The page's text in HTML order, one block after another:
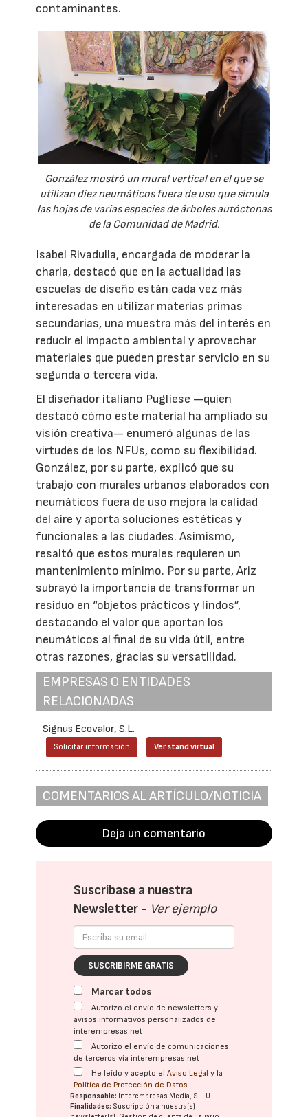
contaminantes.
González mostró un mural vertical en el que se
utilizan diez neumáticos fuera de uso que simula
las hojas de varias especies de árboles autóctonas
de la Comunidad de Madrid.
Isabel Rivadulla, encargada de moderar la
charla, destacó que en la actualidad las
escuelas de diseño están cada vez más
interesadas en utilizar materias primas
secundarias, una muestra más del interés en
reducir el impacto ambiental y aprovechar
materiales que pueden prestar servicio en su
segunda o tercera vida.
El diseñador italiano Pugliese —quien
destacó cómo este material ha ampliado su
visión creativa— enumeró algunas de las
virtudes de los NFUs, como su flexibilidad.
González, por su parte, explicó que su
trabajo con murales urbanos elaborados con
neumáticos fuera de uso mejora la calidad
del aire y aporta soluciones estéticas y
funcionales a las ciudades. Asimismo,
resaltó que estos murales requieren un
mantenimiento mínimo. Por su parte, Ariz
subrayó la importancia de transformar un
residuo en “objetos prácticos y lindos”,
destacando el valor que aportan los
neumáticos al final de su vida útil, entre
otras razones, gracias su versatilidad.
EMPRESAS O ENTIDADES
RELACIONADAS
Signus Ecovalor, S.L.
Solicitar información Ver stand virtual
COMENTARIOS AL ARTÍCULO/NOTICIA
Deja un comentario
Suscríbase a nuestra
Newsletter - Ver ejemplo
SUSCRIBIRME GRATIS
Marcar todos
Autorizo el envío de newsletters y
avisos informativos personalizados de
interempresas.net
Autorizo el envío de comunicaciones
de terceros vía interempresas.net
He leído y acepto elAviso Legal y la
Política de Protección de Datos
Responsable: Interempresas Media, S.L.U.
Finalidades: Suscripción a nuestra(s)